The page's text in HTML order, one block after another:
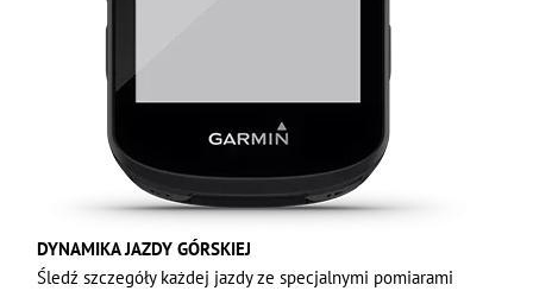
DYNAMIKA JAZDY GÓRSKIEJ
Śledź szczegóły każdej jazdy ze specjalnymi pomiarami